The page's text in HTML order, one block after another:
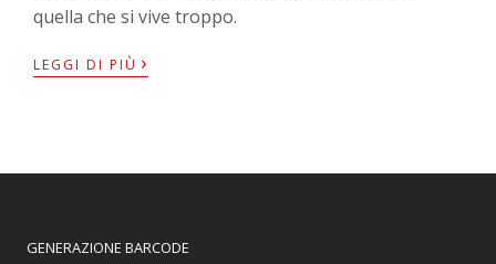
quella che si vive troppo.
LEGGI DI PIÙ ›
GENERAZIONE BARCODE